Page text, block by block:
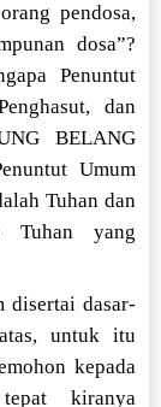
pendosa,
dosa”?
Penuntut
dan
BELANG
Umum
Tuhan dan
Tuhan yang
disertai dasar-
untuk itu
kepada
kiranya